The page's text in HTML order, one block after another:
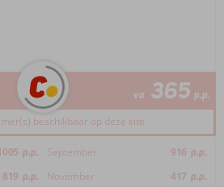
va 365 p.p.
beschikbaar op deze site
p.p. September 916 p.p.
819 p.p. November 417 p.p.